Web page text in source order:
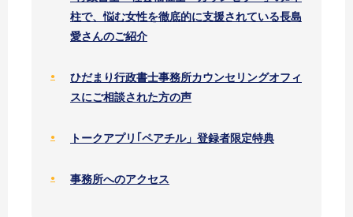
柱で、悩む女性を徹底的に支援されている長島
愛さんのご紹介
ひだまり行政書士事務所カウンセリングオフィ
スにご相談された方の声
トークアプリ｢ペアチル」登録者限定特典
事務所へのアクセス